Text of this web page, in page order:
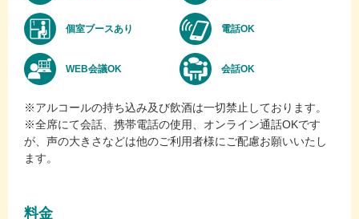
個室ブースあり 電話OK
WEB会議OK 会話OK
※アルコールの持ち込み及び飲酒は一切禁止しております。
※全席にて会話、携帯電話の使用、オンライン通話OKです
が、声の大きさなどは他のご利用者様にご配慮お願いいたし
ます。
料金